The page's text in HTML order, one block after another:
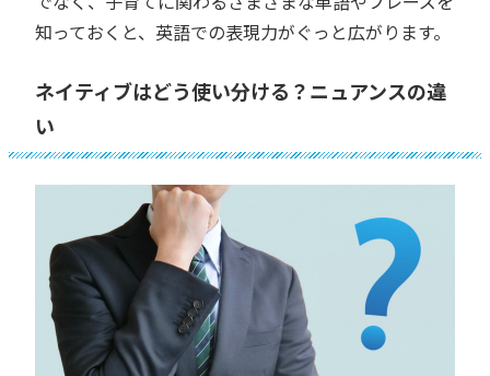
知っておくと、英語での表現力がぐっと広がります。
ネイティブはどう使い分ける？ニュアンスの違
い